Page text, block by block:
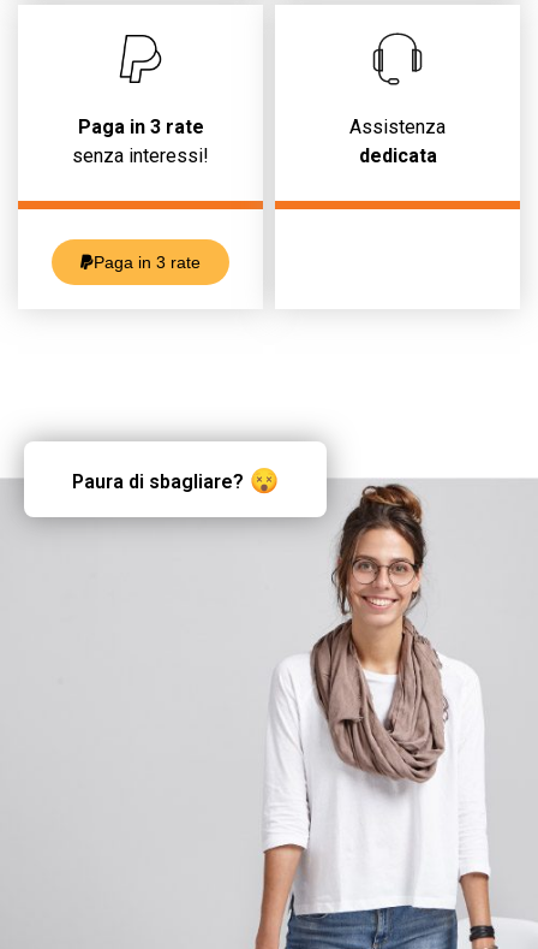
Paga in 3 rate
senza interessi!
Paga in 3 rate
Assistenza
dedicata
Paura di sbagliare?